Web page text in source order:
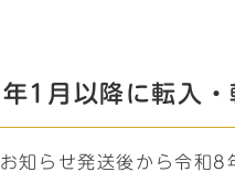
1月以降に転入・
お知らせ発送後から令和8